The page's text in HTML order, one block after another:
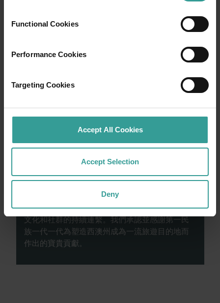
Functional Cookies
Performance Cookies
Targeting Cookies
Accept All Cookies
Accept Selection
Deny
在橫跨西澳州迷人風景的史詩級歷奇中，盡享
的首都，同時亦是繁華熱鬧的文化樞紐。這裡
的自然景點和富有想像力的餐飲地點為您寫下
西澳州旅遊局承認原住民為西澳州傳統監護人，
並向過往及現在的長老致敬。我們讚揚西澳洲州
原住民的多元化，並承認和尊重他們與Country、
文化和社群的持續連繫。我們承認並感謝第一民
族一代一代為塑造西澳州成為一流旅遊目的地而
作出的寶貴貢獻。